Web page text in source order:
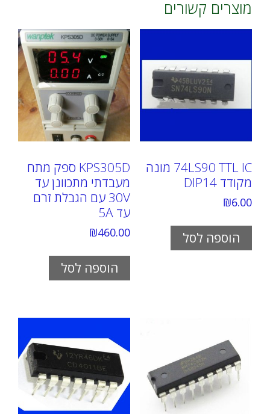
מוצרים קשורים
74LS90 TTL IC מונה
מקודד DIP14
₪6.00
הוספה לסל
KPS305D ספק מתח
מעבדתי מתכוונן עד
30V עם הגבלת זרם
עד 5A
₪460.00
הוספה לסל